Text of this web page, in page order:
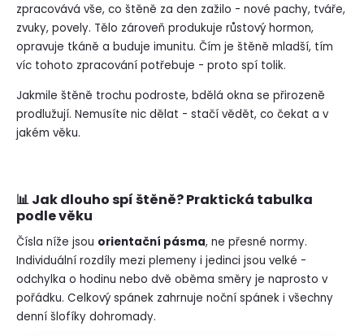
zpracovává vše, co štěně za den zažilo - nové pachy, tváře,
zvuky, povely. Tělo zároveň produkuje růstový hormon,
opravuje tkáně a buduje imunitu. Čím je štěně mladší, tím
víc tohoto zpracování potřebuje - proto spí tolik.
Jakmile štěně trochu podroste, bdělá okna se přirozeně
prodlužují. Nemusíte nic dělat - stačí vědět, co čekat a v
jakém věku.
📊 Jak dlouho spí štěně? Praktická tabulka
podle věku
Čísla níže jsou orientační pásma, ne přesné normy.
Individuální rozdíly mezi plemeny i jedinci jsou velké -
odchylka o hodinu nebo dvě oběma směry je naprosto v
pořádku. Celkový spánek zahrnuje noční spánek i všechny
denní šlofíky dohromady.